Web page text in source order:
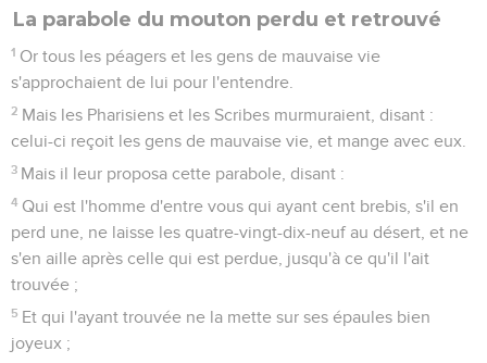
La parabole du mouton perdu et retrouvé
1 Or tous les péagers et les gens de mauvaise vie
s'approchaient de lui pour l'entendre.
2 Mais les Pharisiens et les Scribes murmuraient, disant :
celui-ci reçoit les gens de mauvaise vie, et mange avec eux.
3 Mais il leur proposa cette parabole, disant :
4 Qui est l'homme d'entre vous qui ayant cent brebis, s'il en
perd une, ne laisse les quatre-vingt-dix-neuf au désert, et ne
s'en aille après celle qui est perdue, jusqu'à ce qu'il l'ait
trouvée ;
5 Et qui l'ayant trouvée ne la mette sur ses épaules bien
joyeux ;